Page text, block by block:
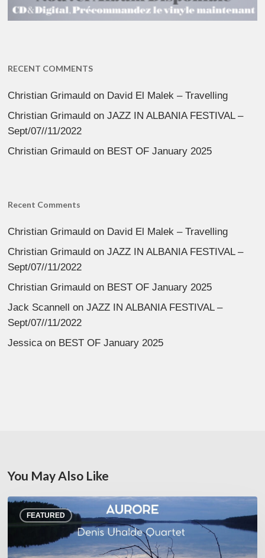
RECENT COMMENTS
Christian Grimauld on David El Malek – Travelling
Christian Grimauld onJAZZ IN ALBANIA FESTIVAL –
Sept/07//11/2022
Christian Grimauld on BEST OF January 2025
Recent Comments
Christian Grimauld on David El Malek – Travelling
Christian Grimauld onJAZZ IN ALBANIA FESTIVAL –
Sept/07//11/2022
Christian Grimauld on BEST OF January 2025
Jack Scannell onJAZZ IN ALBANIA FESTIVAL –
Sept/07//11/2022
Jessicaon BEST OF January 2025
You May Also Like
FEATURED
Denis
Uhalde :